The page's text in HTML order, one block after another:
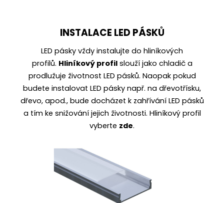
INSTALACE LED PÁSKŮ
LED pásky vždy instalujte do hliníkových
profilů. Hliníkový profilslouží jako chladič a
prodlužuje životnost LED pásků. Naopak pokud
budete instalovat LED pásky např. na dřevotřísku,
dřevo, apod., bude docházet k zahřívání LED pásků
a tím ke snižování jejich životnosti. Hliníkový profil
vyberte zde.